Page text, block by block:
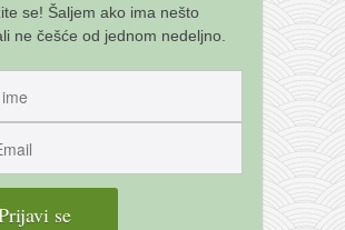
se! Šaljem ako ima nešto
ne češće od jednom nedeljno.